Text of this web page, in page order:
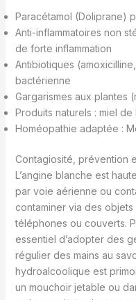
Paracétamol (Doliprane)
Anti-inflammatoires non
de forte inflammation
Antibiotiques
bactérienne
Gargarismes aux plantes
Produits naturels : miel
Homéopathie adaptée :
Contagiosité, prévention
L’angine blanche est
par voie aérienne ou
contaminer via des objets
téléphones ou couverts.
essentiel d’adopter des
régulier des mains au
hydroalcoolique est
un mouchoir jetable ou